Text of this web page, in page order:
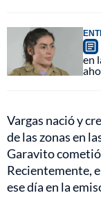
en
Vargas nació y
de las zonas en
Garavito
Recientemente,
ese día en la